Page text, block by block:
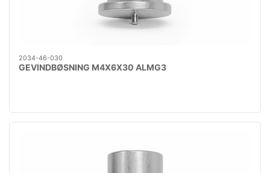
2034-46-030
GEVINDBØSNING M4X6X30 ALMG3